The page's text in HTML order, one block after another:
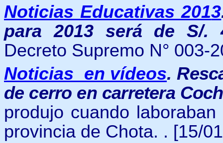
Noticias Educativas 2013
para 2013 será de S/.
Decreto Supremo N° 003-
Noticias en vídeos.
de cerro en carretera
produjo cuando
provincia de Chota. . [15/